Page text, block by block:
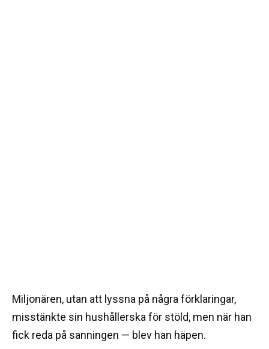
Miljonären, utan att lyssna på några förklaringar,
misstänkte sin hushållerska för stöld, men när han
fick reda på sanningen — blev han häpen.